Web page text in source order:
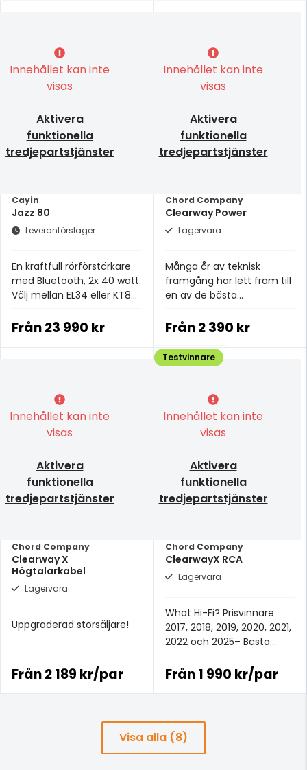
Innehållet kan inte
visas
Aktivera
funktionella
tredjepartstjänster
Cayin
Jazz 80
Leverantörslager
En kraftfull rörförstärkare
med Bluetooth, 2x 40 watt.
Välj mellan EL34 eller KT88
Från23 990 kr
Innehållet kan inte
visas
Aktivera
funktionella
tredjepartstjänster
Chord Company
Clearway Power
Lagervara
Många år av teknisk
framgång har lett fram till
en av de bästa
prisklassen.
Från2 390 kr
Innehållet kan inte
visas
Aktivera
funktionella
tredjepartstjänster
Chord Company
Clearway X
Högtalarkabel
Lagervara
Uppgraderad storsäljare!
Från2 189 kr/par
Innehållet kan inte
visas
Aktivera
funktionella
tredjepartstjänster
Chord Company
ClearwayX RCA
Lagervara
What Hi-Fi? Prisvinnare
2017, 2018, 2019, 2020, 2021,
2022 och 2025– Bästa
£100+.
Testvinnare
Från1 990 kr/par
Visa alla (8)